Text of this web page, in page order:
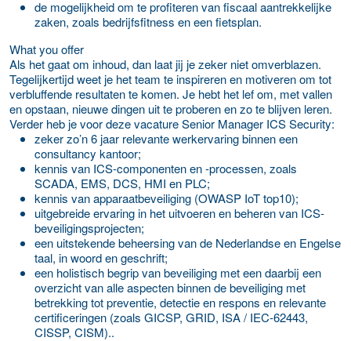
de mogelijkheid om te profiteren van fiscaal aantrekkelijke
zaken, zoals bedrijfsfitness en een fietsplan.
What you offer
Als het gaat om inhoud, dan laat jij je zeker niet omverblazen.
Tegelijkertijd weet je het team te inspireren en motiveren om tot
verbluffende resultaten te komen. Je hebt het lef om, met vallen
en opstaan, nieuwe dingen uit te proberen en zo te blijven leren.
Verder heb je voor deze vacature Senior Manager ICS Security:
zeker zo’n 6 jaar relevante werkervaring binnen een
consultancy kantoor;
kennis van ICS-componenten en -processen, zoals
SCADA, EMS, DCS, HMI en PLC;
kennis van apparaatbeveiliging (OWASP IoT top10);
uitgebreide ervaring in het uitvoeren en beheren van ICS-
beveiligingsprojecten;
een uitstekende beheersing van de Nederlandse en Engelse
taal, in woord en geschrift;
een holistisch begrip van beveiliging met een daarbij een
overzicht van alle aspecten binnen de beveiliging met
betrekking tot preventie, detectie en respons en relevante
certificeringen (zoals GICSP, GRID, ISA / IEC-62443,
CISSP, CISM)..